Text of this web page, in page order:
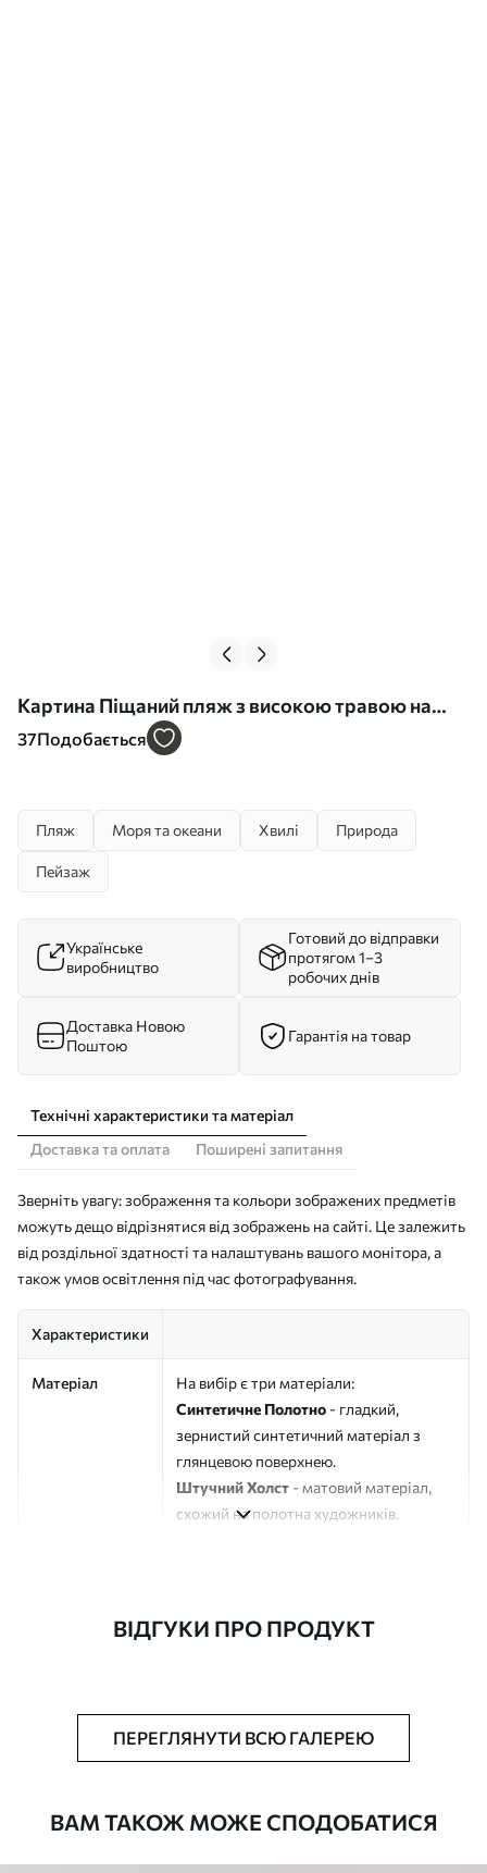
Картина Піщаний пляж з високою травою на
передньому плані, океан з хвилями і хмарне
37Подобається
Пляж Моря та океани Хвилі Природа
Пейзаж
Українське
виробництво
Готовий до відправки
протягом 1–3
робочих днів
Доставка Новою
Поштою
Гарантія на товар
Технічні характеристики та матеріал
Доставка та оплата
Поширені запитання
Зверніть увагу: зображення та кольори зображених предметів
можуть дещо відрізнятися від зображень на сайті. Це залежить
від роздільної здатності та налаштувань вашого монітора, а
також умов освітлення під час фотографування.
Характеристики
Матеріал
На вибір є три матеріали:
Синтетичне Полотно - гладкий,
зернистий синтетичний матеріал з
глянцевою поверхнею.
Штучний Холст - матовий матеріал,
схожий на полотна художників.
Додатково Можна додати лакове покриття.
ВІДГУКИ ПРО ПРОДУКТ
ПЕРЕГЛЯНУТИ ВСЮ ГАЛЕРЕЮ
ВАМ ТАКОЖ МОЖЕ СПОДОБАТИСЯ